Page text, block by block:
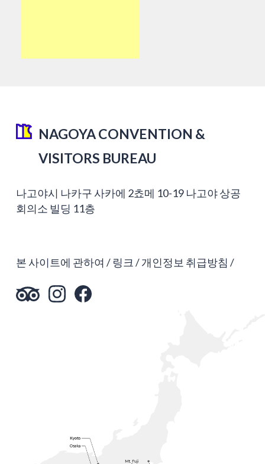
NAGOYA CONVENTION &
VISITORS BUREAU
나고야시 나카구 사카에 2쵸메 10-19 나고야 상공
회의소 빌딩 11층
본 사이트에 관하여 링크 개인정보 취급방침